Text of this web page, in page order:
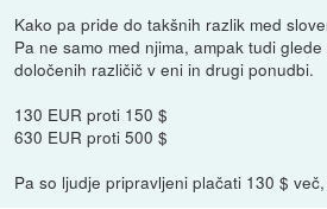
Kako pa pride do takšnih razlik med
Pa ne samo med njima, ampak tudi
določenih različič v eni in drugi ponudbi.
130 EUR proti 150 $
630 EUR proti 500 $
Pa so ljudje pripravljeni plačati 130 $